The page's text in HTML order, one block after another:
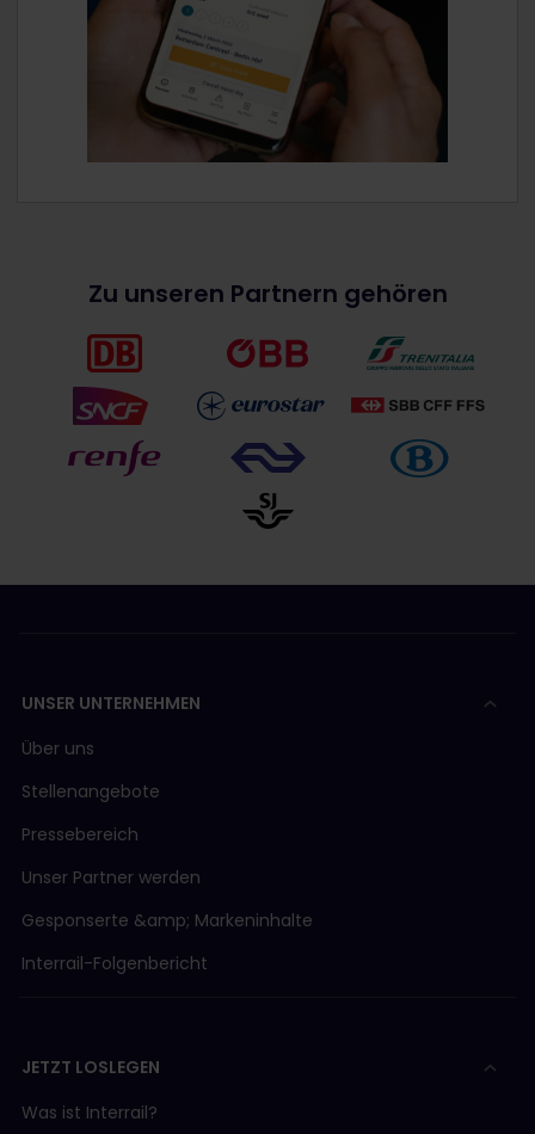
Zu unseren Partnern gehören
UNSER UNTERNEHMEN
Über uns
Stellenangebote
Pressebereich
Unser Partner werden
Gesponserte &amp; Markeninhalte
Interrail-Folgenbericht
JETZT LOSLEGEN
Was ist Interrail?